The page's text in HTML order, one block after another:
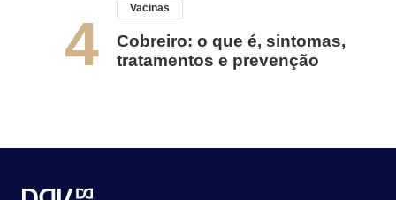
4
Vacinas
Cobreiro: o que é, sintomas,
tratamentos e prevenção